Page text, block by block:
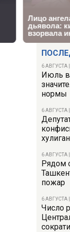
6 АВГУСТА
Июль в
нормы
6 АВГУСТА
6 АВГУСТА
Рядом
пожар
6 АВГУСТА
Число